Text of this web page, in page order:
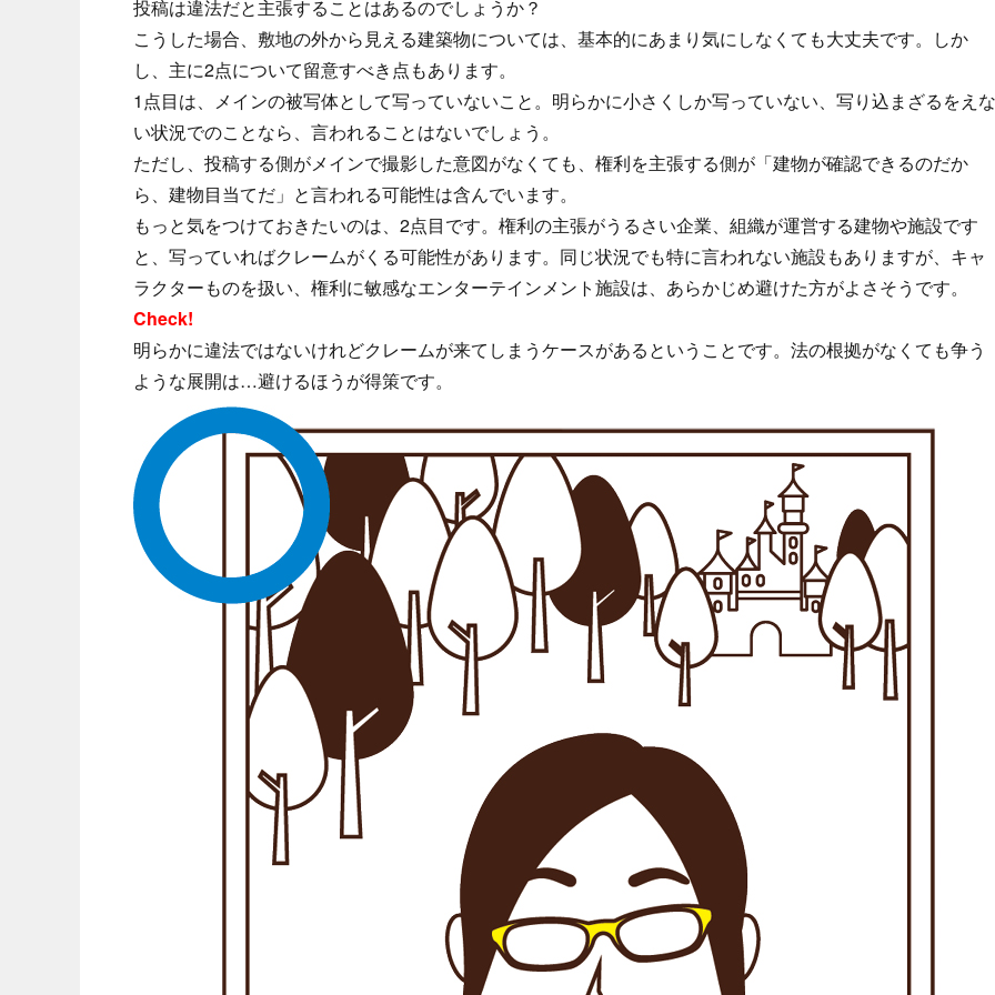
投稿は違法だと主張することはあるのでしょうか？
こうした場合、敷地の外から見える建築物については、基本的にあまり気にしなくても大丈夫です。しか
し、主に2点について留意すべき点もあります。
1点目は、メインの被写体として写っていないこと。明らかに小さくしか写っていない、写り込まざるをえな
い状況でのことなら、言われることはないでしょう。
ただし、投稿する側がメインで撮影した意図がなくても、権利を主張する側が「建物が確認できるのだか
ら、建物目当てだ」と言われる可能性は含んでいます。
もっと気をつけておきたいのは、2点目です。権利の主張がうるさい企業、組織が運営する建物や施設です
と、写っていればクレームがくる可能性があります。同じ状況でも特に言われない施設もありますが、キャ
ラクターものを扱い、権利に敏感なエンターテインメント施設は、あらかじめ避けた方がよさそうです。
Check!
明らかに違法ではないけれどクレームが来てしまうケースがあるということです。法の根拠がなくても争う
ような展開は…避けるほうが得策です。